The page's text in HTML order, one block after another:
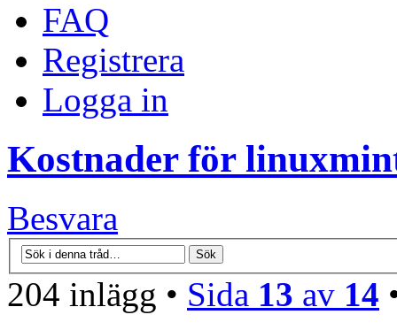
FAQ
Registrera
Logga in
Kostnader för
Besvara
204 inlägg • Sida 13 av 14